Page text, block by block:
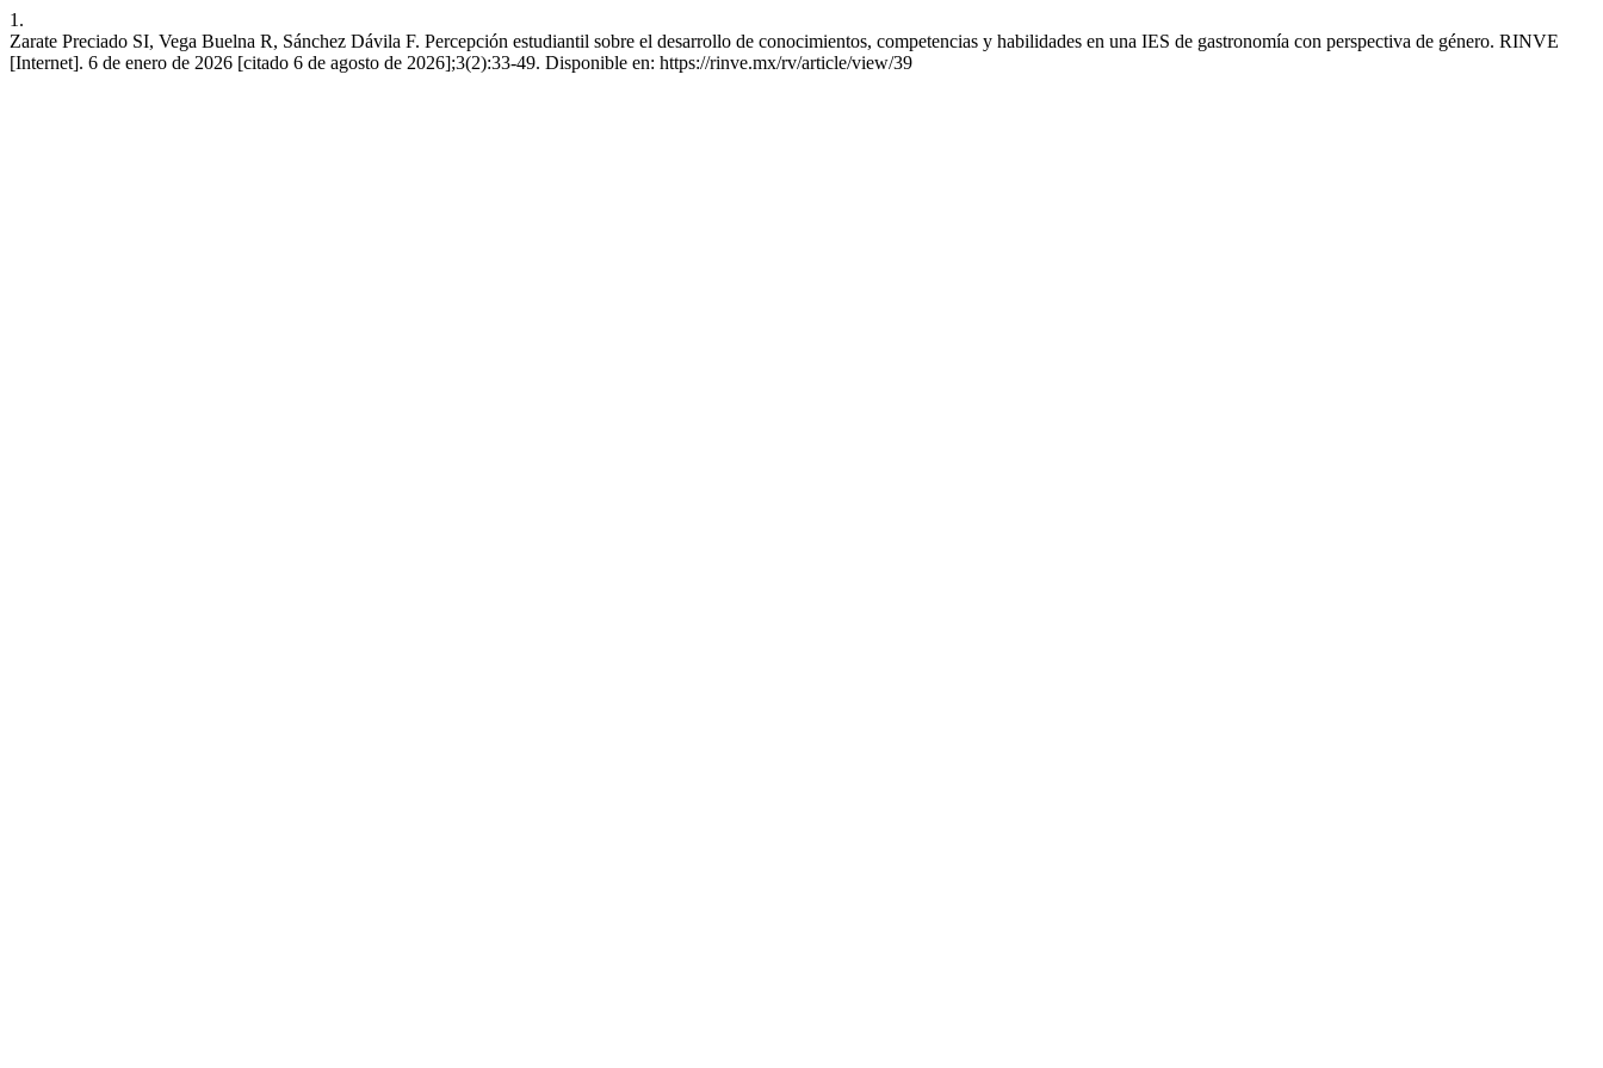
1.
Zarate Preciado SI, Vega Buelna R, Sánchez Dávila F. Percepción estudiantil sobre el desarrollo de conocimientos, competencias y habilidades en una IES de gastronomía con perspectiva de género. RINVE
[Internet]. 6 de enero de 2026 [citado 6 de agosto de 2026];3(2):33-49. Disponible en: https://rinve.mx/rv/article/view/39